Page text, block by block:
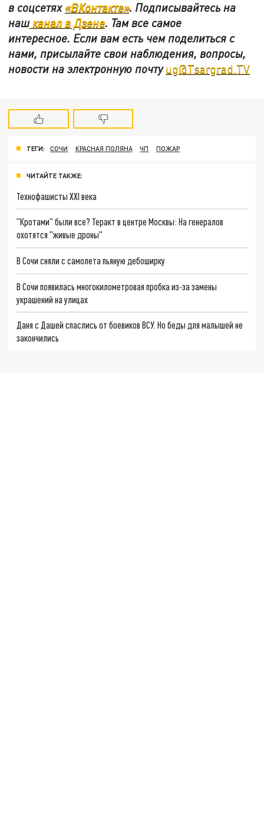
в соцсетях«ВКонтакте». Подписывайтесь на
нашканал в Дзене. Там все самое
интересное. Если вам есть чем поделиться с
нами, присылайте свои наблюдения, вопросы,
новости на электронную почтуug@Tsargrad.TV
ТЕГИ: СОЧИ КРАСНАЯ ПОЛЯНА ЧП ПОЖАР
ЧИТАЙТЕ ТАКЖЕ:
Технофашисты XXI века
"Кротами" были все? Теракт в центре Москвы: На генералов
охотятся "живые дроны"
В Сочи сняли с самолета пьяную дебоширку
В Сочи появилась многокилометровая пробка из-за замены
украшений на улицах
Даня с Дашей спаслись от боевиков ВСУ. Но беды для малышей не
закончились